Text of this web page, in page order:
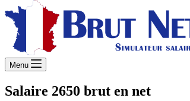
Menu
Salaire 2650 brut en net